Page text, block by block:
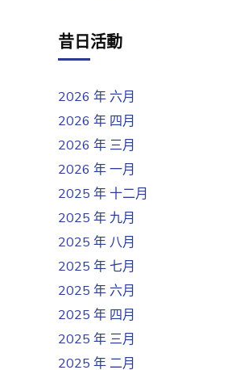
昔日活動
2026 年 六月
2026 年 四月
2026 年 三月
2026 年 一月
2025 年 十二月
2025 年 九月
2025 年 八月
2025 年 七月
2025 年 六月
2025 年 四月
2025 年 三月
2025 年 二月